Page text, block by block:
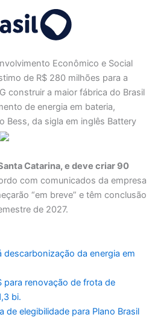
Econômico e Social
de R$ 280 milhões para a
construir a maior fábrica do Brasil
de energia em bateria,
Bess, da sigla em inglês Battery
Catarina, e deve criar 90
com comunicados da empresa
“em breve” e têm conclusão
de 2027.
descarbonização da energia em
para renovação de frota de
bi.
de elegibilidade para Plano Brasil